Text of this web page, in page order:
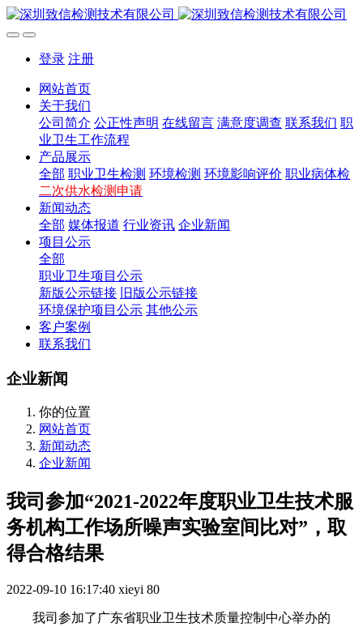
登录 注册
网站首页
关于我们
公司简介 公正性声明 在线留言 满意度调查 联系我们 职
业卫生工作流程
产品展示
全部 职业卫生检测 环境检测 环境影响评价 职业病体检
二次供水检测申请
新闻动态
全部 媒体报道 行业资讯 企业新闻
项目公示
全部
职业卫生项目公示
新版公示链接
旧版公示链接
环境保护项目公示 其他公示
客户案例
联系我们
企业新闻
你的位置
网站首页
新闻动态
企业新闻
我司参加“2021-2022年度职业卫生技术服
务机构工作场所噪声实验室间比对”，取
得合格结果
2022-09-10 16:17:40 xieyi 80
我司参加了广东省职业卫生技术质量控制中心举办的